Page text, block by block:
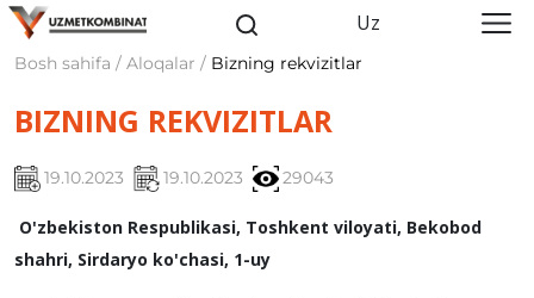
Uz
Bosh sahifa / Aloqalar / Bizning rekvizitlar
BIZNING REKVIZITLAR
19.10.2023 19.10.2023 29043
O'zbekiston Respublikasi, Toshkent viloyati, Bekobod
shahri, Sirdaryo ko'chasi, 1-uy